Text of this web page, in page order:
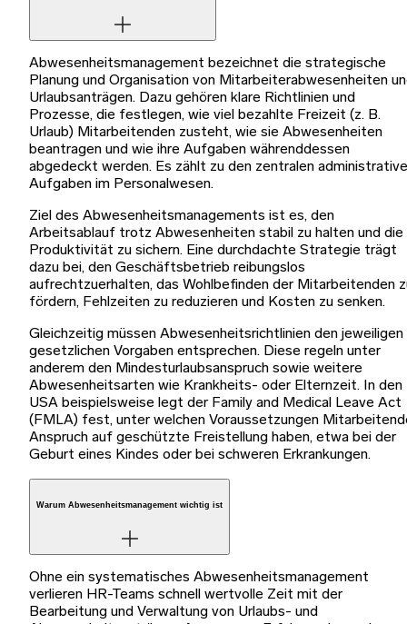
Abwesenheitsmanagement bezeichnet die strategische
Planung und Organisation von Mitarbeiterabwesenheiten
Urlaubsanträgen. Dazu gehören klare Richtlinien und
Prozesse, die festlegen, wie viel bezahlte Freizeit (z. B.
Urlaub) Mitarbeitenden zusteht, wie sie Abwesenheiten
beantragen und wie ihre Aufgaben währenddessen
abgedeckt werden. Es zählt zu den zentralen
Aufgaben im Personalwesen.
Ziel des Abwesenheitsmanagements ist es, den
Arbeitsablauf trotz Abwesenheiten stabil zu halten und die
Produktivität zu sichern. Eine durchdachte Strategie trägt
dazu bei, den Geschäftsbetrieb reibungslos
aufrechtzuerhalten, das Wohlbefinden der Mitarbeitenden
fördern, Fehlzeiten zu reduzieren und Kosten zu senken.
Gleichzeitig müssen Abwesenheitsrichtlinien den jeweiligen
gesetzlichen Vorgaben entsprechen. Diese regeln unter
anderem den Mindesturlaubsanspruch sowie weitere
Abwesenheitsarten wie Krankheits- oder Elternzeit. In den
USA beispielsweise legt der Family and Medical Leave Act
(FMLA) fest, unter welchen Voraussetzungen
Anspruch auf geschützte Freistellung haben, etwa bei der
Geburt eines Kindes oder bei schweren Erkrankungen.
Warum Abwesenheitsmanagement wichtig ist
Ohne ein systematisches Abwesenheitsmanagement
verlieren HR-Teams schnell wertvolle Zeit mit der
Bearbeitung und Verwaltung von Urlaubs- und